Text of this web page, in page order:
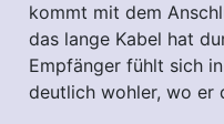
kommt mit dem
das lange Kabel hat
Empfänger fühlt sich
deutlich wohler, wo er